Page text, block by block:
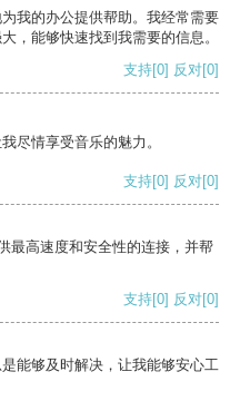
我的办公提供帮助。我经常需要
，能够快速找到我需要的信息。
支持[0] 反对[0]
尽情享受音乐的魅力。
支持[0] 反对[0]
最高速度和安全性的连接，并帮
支持[0] 反对[0]
能够及时解决，让我能够安心工